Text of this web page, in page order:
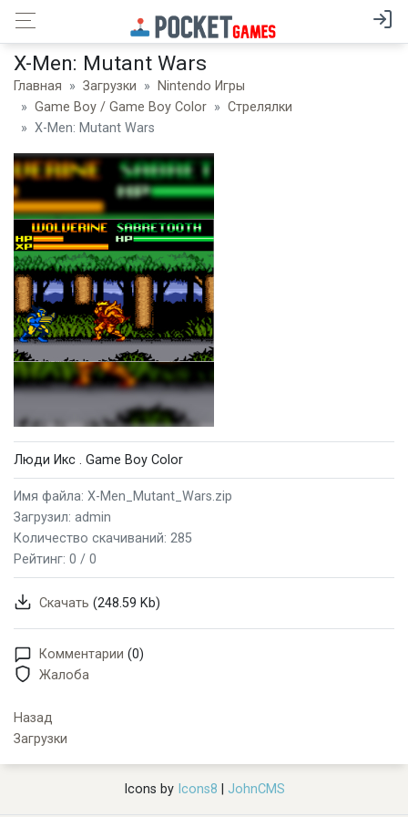
X-Men: Mutant Wars
Главная Загрузки
Nintendo Игры
Game Boy / Game Boy Color
Стрелялки
X-Men: Mutant Wars
Люди Икс . Game Boy Color
Имя файла: X-Men_Mutant_Wars.zip
Загрузил: admin
Количество скачиваний: 285
Рейтинг: 0 / 0
Скачать (248.59 Kb)
Комментарии (0)
Жалоба
Назад
Загрузки
Icons byIcons8 JohnCMS